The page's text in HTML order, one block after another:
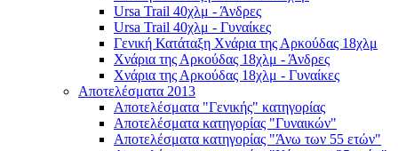
Ursa Trail 40χλμ - Άνδρες
Ursa Trail 40χλμ - Γυναίκες
Γενική Κατάταξη Χνάρια της Αρκούδας 18χλμ
Χνάρια της Αρκούδας 18χλμ - Άνδρες
Χνάρια της Αρκούδας 18χλμ - Γυναίκες
Αποτελέσματα 2013
Αποτελέσματα "Γενικής" κατηγορίας
Αποτελέσματα κατηγορίας "Γυναικών"
Αποτελέσματα κατηγορίας "Άνω των 55 ετών"